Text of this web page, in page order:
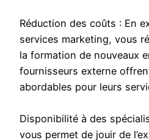
Réduction des coûts : En
services marketing, vous
la formation de nouveaux
fournisseurs externe
abordables pour leurs
Disponibilité à des
vous permet de jouir de